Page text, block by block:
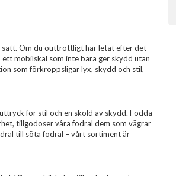
sätt. Om du outtröttligt har letat efter det
mobilskal som inte bara ger skydd utan
som förkroppsligar lyx, skydd och stil,
för stil och en sköld av skydd. Födda
tillgodoser våra fodral dem som vägrar
till söta fodral – vårt sortiment är